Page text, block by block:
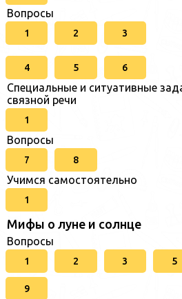
Вопросы
1 2 3
4 5 6
Специальные и ситуативные
связной речи
1
Вопросы
7 8
Учимся самостоятельно
1
Мифы о луне и солнце
Вопросы
1 2 3 5
9